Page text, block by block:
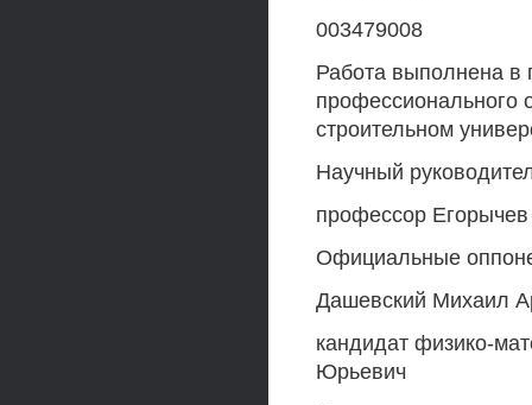
003479008
Работа выполнена в
профессионального
строительном
Научный
профессор
Официальные
Дашевский Михаил
кандидат физико-
Юрьевич